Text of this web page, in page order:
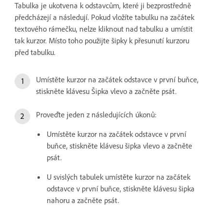
Tabulka je ukotvena k odstavcům, které ji bezprostředně
předcházejí a následují. Pokud vložíte tabulku na začátek
textového rámečku, nelze kliknout nad tabulku a umístit
tak kurzor. Místo toho použijte šipky k přesunutí kurzoru
před tabulku.
Umístěte kurzor na začátek odstavce v první buňce,
stiskněte klávesu Šipka vlevo a začněte psát.
Proveďte jeden z následujících úkonů:
Umístěte kurzor na začátek odstavce v první
buňce, stiskněte klávesu šipka vlevo a začněte
psát.
U svislých tabulek umístěte kurzor na začátek
odstavce v první buňce, stiskněte klávesu šipka
nahoru a začněte psát.